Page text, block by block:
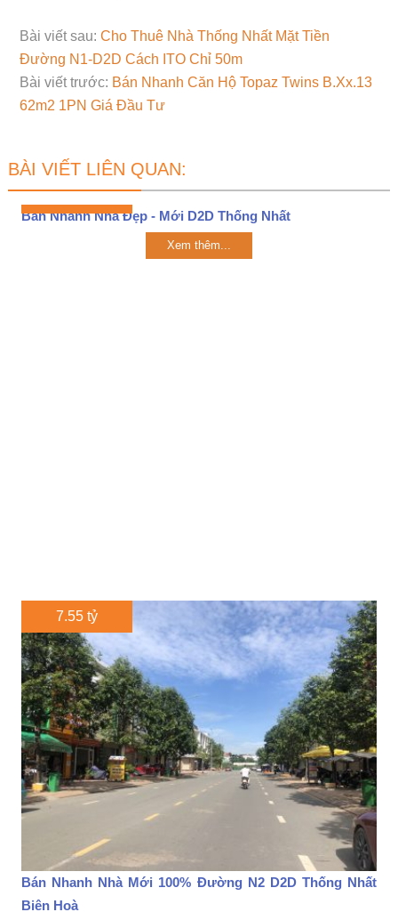
Bài viết sau: Cho Thuê Nhà Thống Nhất Mặt Tiền
Đường N1-D2D Cách ITO Chỉ 50m
Bài viết trước: Bán Nhanh Căn Hộ Topaz Twins B.Xx.13
62m2 1PN Giá Đầu Tư
BÀI VIẾT LIÊN QUAN:
Bán Nhanh Nhà Đẹp - Mới D2D Thống Nhất
Xem thêm...
7.55 tỷ
Bán Nhanh Nhà Mới 100% Đường N2 D2D Thống Nhất
Biên Hoà